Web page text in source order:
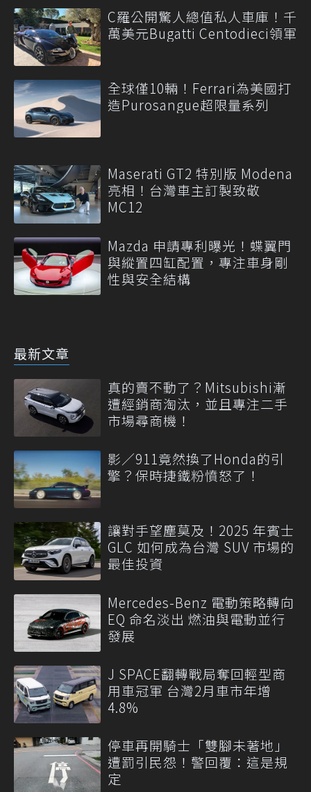
C羅公開驚人總值私人車庫！千
萬美元Bugatti Centodieci領軍
全球僅10輛！Ferrari為美國打
造Purosangue超限量系列
Maserati GT2 特別版 Modena
亮相！台灣車主訂製致敬
MC12
Mazda 申請專利曝光！蝶翼門
與縱置四缸配置，專注車身剛
性與安全結構
最新文章
真的賣不動了？Mitsubishi漸
遭經銷商淘汰，並且專注二手
市場尋商機！
影／911竟然換了Honda的引
擎？保時捷鐵粉憤怒了！
讓對手望塵莫及！2025 年賓士
GLC 如何成為台灣 SUV 市場的
最佳投資
Mercedes-Benz 電動策略轉向
EQ 命名淡出 燃油與電動並行
發展
J SPACE翻轉戰局奪回輕型商
用車冠軍 台灣2月車市年增
4.8%
停車再開騎士「雙腳未著地」
遭罰引民怨！警回覆：這是規
定